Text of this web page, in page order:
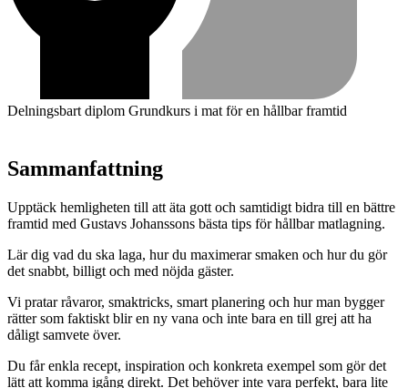
Delningsbart diplom Grundkurs i mat för en hållbar framtid
Sammanfattning
Upptäck hemligheten till att äta gott och samtidigt bidra till en bättre
framtid med Gustavs Johanssons bästa tips för hållbar matlagning.
Lär dig vad du ska laga, hur du maximerar smaken och hur du gör
det snabbt, billigt och med nöjda gäster.
Vi pratar råvaror, smaktricks, smart planering och hur man bygger
rätter som faktiskt blir en ny vana och inte bara en till grej att ha
dåligt samvete över.
Du får enkla recept, inspiration och konkreta exempel som gör det
lätt att komma igång direkt. Det behöver inte vara perfekt, bara lite